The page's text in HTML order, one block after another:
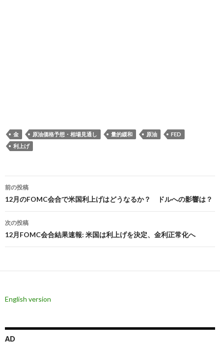
金 原油価格予想・相場見通し 量的緩和 原油
FED
利上げ
投
稿
ナ
ビ
ゲ
ー
ョ
前の投稿
12月のFOMC会合で米国利上げはどうなるか？ ドルへの影響は？
次の投稿
12月FOMC会合結果速報: 米国は利上げを決定、金利正常化へ
English version
AD